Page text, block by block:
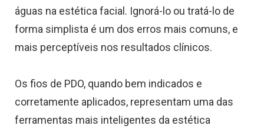
águas na estética facial. Ignorá-lo ou tratá-lo de
forma simplista é um dos erros mais comuns, e
mais perceptíveis nos resultados clínicos.
Os fios de PDO, quando bem indicados e
corretamente aplicados, representam uma das
ferramentas mais inteligentes da estética